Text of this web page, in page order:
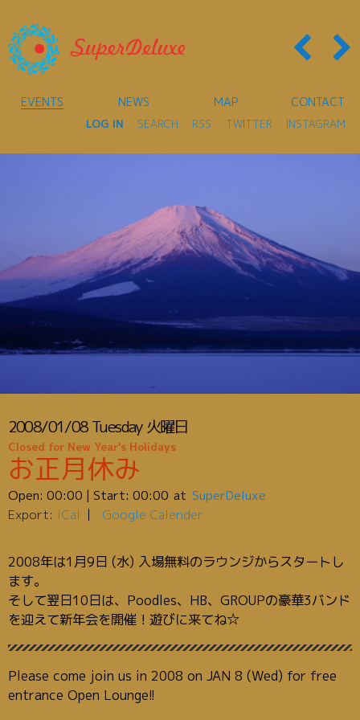
EVENTS NEWS MAP CONTACT
LOG IN SEARCH RSS TWITTER INSTAGRAM
2008/01/08Tuesday 火曜日
Closed for New Year's Holidays
お正月休み
Open: 00:00 | Start: 00:00
SuperDeluxe
Export: iCal Google Calender
2008年は1月9日 (水) 入場無料のラウンジからスタートし
ます。
そして翌日10日は、Poodles、HB、GROUPの豪華3バンド
を迎えて新年会を開催！遊びに来てね☆
Please come join us in 2008 on JAN 8 (Wed) for free
entrance Open Lounge!!